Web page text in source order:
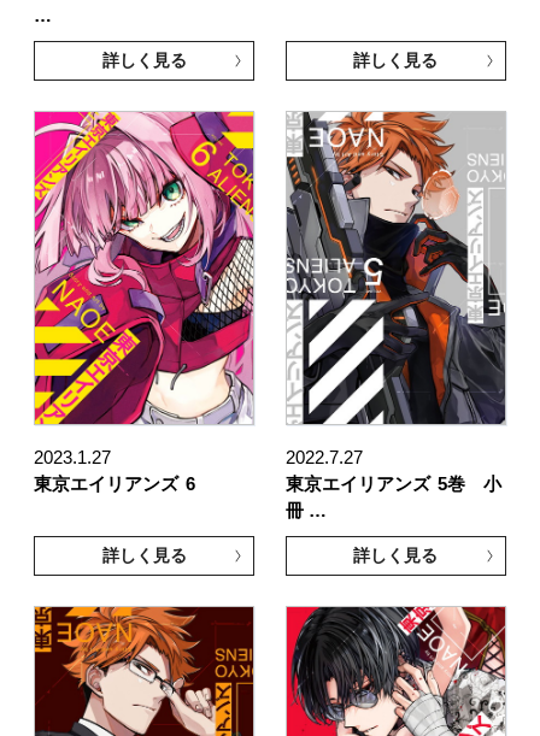
…
詳しく見る 詳しく見る
2023.1.27
東京エイリアンズ 6
詳しく見る
2022.7.27
東京エイリアンズ 5巻 小
冊 …
詳しく見る